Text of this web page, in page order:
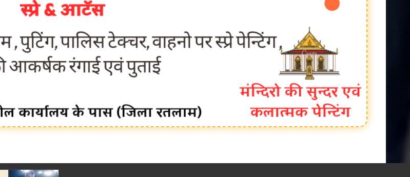
editor Uttam Sharma. mk choudhary Spasht.K@gmail.com . Spashtkhabar16@gmil.com MDX-7 RATN PURI RATLAM mo.